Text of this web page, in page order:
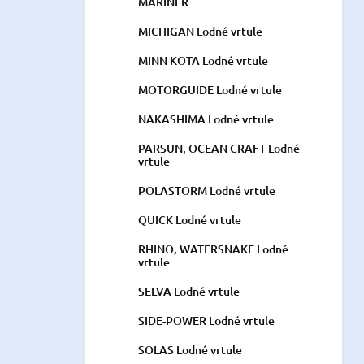
MICHIGAN Lodné vrtule
MINN KOTA Lodné vrtule
MOTORGUIDE Lodné vrtule
NAKASHIMA Lodné vrtule
PARSUN, OCEAN CRAFT Lodné
vrtule
POLASTORM Lodné vrtule
QUICK Lodné vrtule
RHINO, WATERSNAKE Lodné
vrtule
SELVA Lodné vrtule
SIDE-POWER Lodné vrtule
SOLAS Lodné vrtule